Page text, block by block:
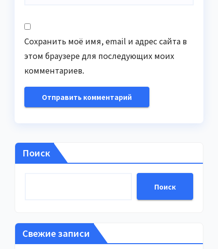
Сохранить моё имя, email и адрес сайта в
этом браузере для последующих моих
комментариев.
Поиск
Поиск
Свежие записи